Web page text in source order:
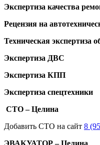
Экспертиза качества
Рецензия на
Техническая экспертиза
Экспертиза ДВС
Экспертиза КПП
Экспертиза спецтехники
СТО – Целина
Добавить СТО на сайт 8
ЭВАКУАТОР – Целина